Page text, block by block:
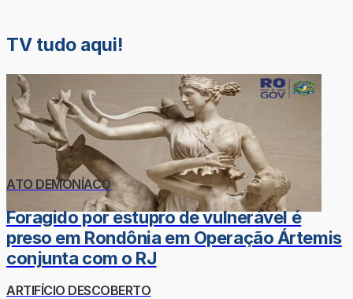
TV tudo aqui!
ATO DEMONÍACO
Foragido por estupro de vulnerável é
preso em Rondônia em Operação Ártemis
conjunta com o RJ
ARTIFÍCIO DESCOBERTO